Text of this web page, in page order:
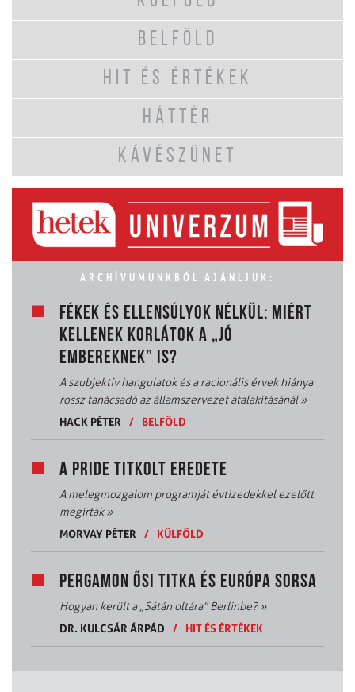
BELFÖLD
HIT ÉS ÉRTÉKEK
HÁTTÉR
KÁVÉSZÜNET
ARCHÍVUMUNKBÓL AJÁNLJUK:
FÉKEK ÉS ELLENSÚLYOK NÉLKÜL: MIÉRT
KELLENEK KORLÁTOK A „JÓ
EMBEREKNEK” IS?
A szubjektív hangulatok és a racionális érvek hiánya
rossz tanácsadó az államszervezet átalakításánál»
HACK PÉTER
/ BELFÖLD
A PRIDE TITKOLT EREDETE
A melegmozgalom programját évtizedekkel ezelőtt
megírták»
MORVAY PÉTER
/ KÜLFÖLD
PERGAMON ŐSI TITKA ÉS EURÓPA SORSA
Hogyan került a „Sátán oltára” Berlinbe?»
DR. KULCSÁR ÁRPÁD
/ HIT ÉS ÉRTÉKEK